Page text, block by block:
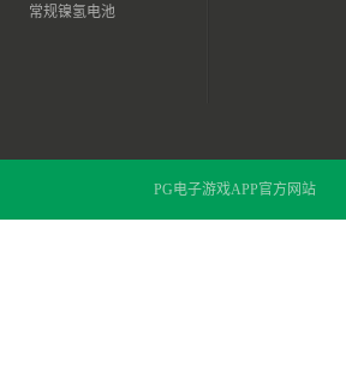
常规镍氢电池
PG电子游戏APP官方网站